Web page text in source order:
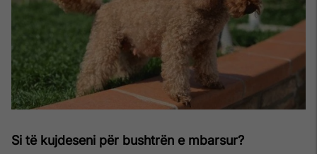
Si të kujdeseni për bushtrën e mbarsur?